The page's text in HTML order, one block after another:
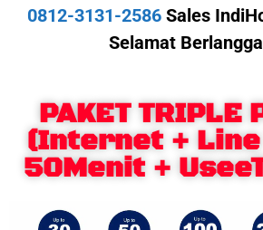
0812-3131-2586 Sales
Selamat
PAKET TRIPLE
(Internet + Line
50Menit +